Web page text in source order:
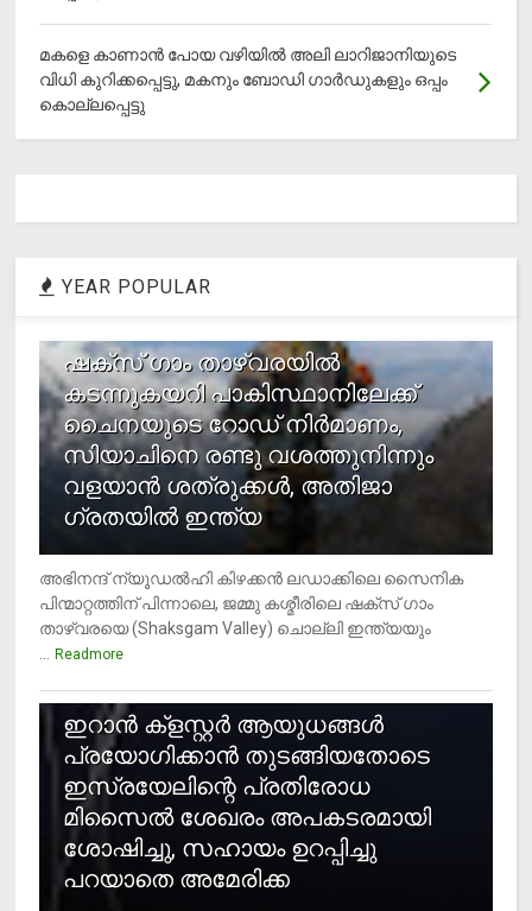
മകളെ കാണാന്‍ പോയ വഴിയില്‍ അലി ലാറിജാനിയുടെ
വിധി കുറിക്കപ്പെട്ടു, മകനും ബോഡി ഗാര്‍ഡുകളും ഒപ്പം
കൊല്ലപ്പെട്ടു
YEAR POPULAR
ഷക്സ് ​ഗാം താഴ്‌വരയിൽ
കടന്നുകയറി പാകിസ്ഥാനിലേക്ക്
ചൈനയുടെ റോഡ് നിർമാണം,
സിയാചിനെ രണ്ടു വശത്തുനിന്നും
വളയാൻ ശത്രുക്കൾ, അതിജാ​
ഗ്രതയിൽ ഇന്ത്യ
അഭിനന്ദ് ന്യൂഡൽഹി കിഴക്കൻ ലഡാക്കിലെ സൈനിക
പിന്മാറ്റത്തിന് പിന്നാലെ, ജമ്മു കശ്മീരിലെ ഷക്സ് ​ഗാം
താഴ്‌വരയെ (Shaksgam Valley) ചൊല്ലി ഇന്ത്യയും
Readmore
ഇറാന്‍ ക്‌ളസ്റ്റര്‍ ആയുധങ്ങള്‍
പ്രയോഗിക്കാന്‍ തുടങ്ങിയതോടെ
ഇസ്രയേലിന്റെ പ്രതിരോധ
മിസൈല്‍ ശേഖരം അപകടരമായി
ശോഷിച്ചു, സഹായം ഉറപ്പിച്ചു
പറയാതെ അമേരിക്ക